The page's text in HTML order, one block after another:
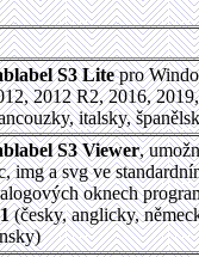
S3 Litepro
2012 R2, 2016,
italsky,
S3 Viewer,
img a svg ve
oknech
(česky, anglicky,